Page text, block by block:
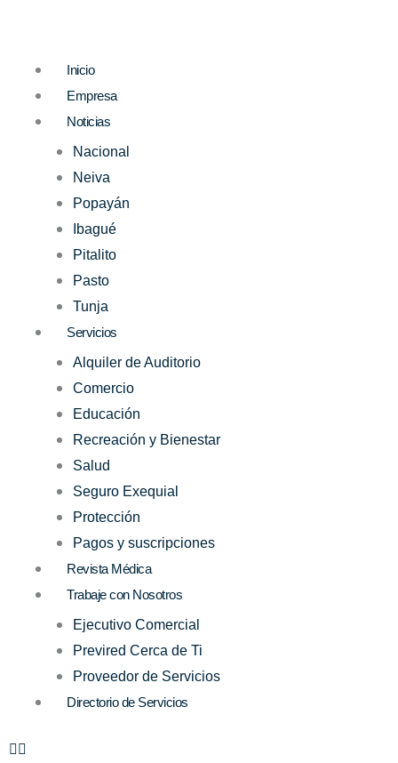
contenidoInicio
Empresa
Noticias
Nacional
Neiva
Popayán
Ibagué
Pitalito
Pasto
Tunja
Servicios
Alquiler de Auditorio
Comercio
Educación
Recreación y Bienestar
Salud
Seguro Exequial
Protección
Pagos y suscripciones
Revista Médica
Trabaje con Nosotros
Ejecutivo Comercial
Previred Cerca de Ti
Proveedor de Servicios
Directorio de Servicios